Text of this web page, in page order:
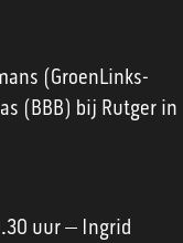
(GroenLinks-
(BBB) bij Rutger in
uur – Ingrid